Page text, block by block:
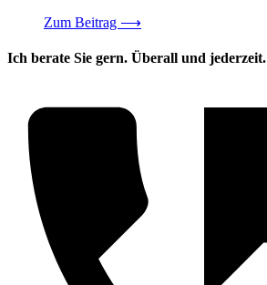
Zum Beitrag ⟶
Ich berate Sie gern. Überall und jederzeit.